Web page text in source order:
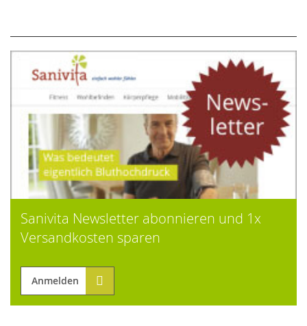
Sanivita Newsletter abonnieren und 1x
Versandkosten sparen
Anmelden